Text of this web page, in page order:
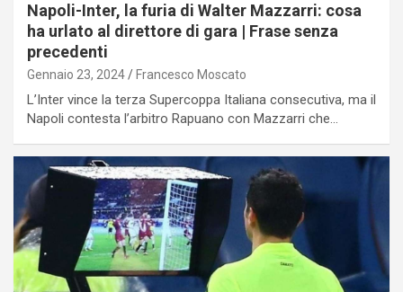
Napoli-Inter, la furia di Walter Mazzarri: cosa
ha urlato al direttore di gara | Frase senza
precedenti
Gennaio 23, 2024 Francesco Moscato
L’Inter vince la terza Supercoppa Italiana consecutiva, ma il
Napoli contesta l’arbitro Rapuano con Mazzarri che…